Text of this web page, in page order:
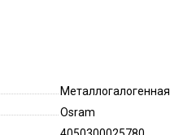
Металлогалогенная
Osram